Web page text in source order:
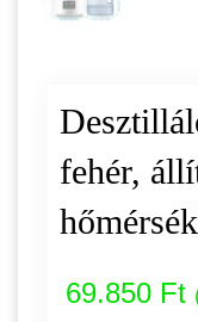
fehér,
69.850 Ft